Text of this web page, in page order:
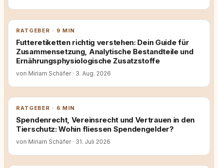
RATGEBER · 9 MIN
Futteretiketten richtig verstehen: Dein Guide für
Zusammensetzung, Analytische Bestandteile und
Ernährungsphysiologische Zusatzstoffe
von Miriam Schäfer · 3. Aug. 2026
RATGEBER · 6 MIN
Spendenrecht, Vereinsrecht und Vertrauen in den
Tierschutz: Wohin fliessen Spendengelder?
von Miriam Schäfer · 31. Juli 2026